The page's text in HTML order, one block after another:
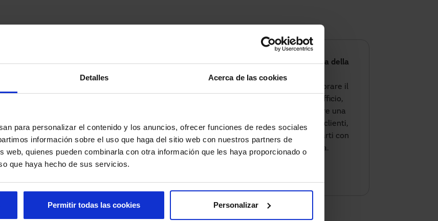
Detalles Acerca de las cookies
para personalizar el contenido y los anuncios, ofrecer funciones de redes sociales
información sobre el uso que haga del sitio web con nuestros partners de
web, quienes pueden combinarla con otra información que les haya proporcionado o
que haya hecho de sus servicios.
Personalizar
Permitir todas las cookies
è ciò che accade quando la porta automatica
di routine.
smettere di funzionare. Ecco perché
clienti nella progettazione, produzione,
automatica di una porta possono essere
Pronto a ottimizzare il clima della
tua attività?
Se questa estate vuoi migliorare il
comfort del tuo locale o ufficio,
risparmiare energia e offrire una
migliore esperienza ai tuoi clienti,
scopri come possiamo aiutarti con
la soluzione più adatta.